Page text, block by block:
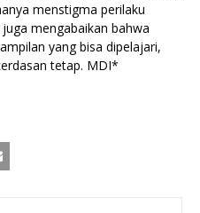
menstigma perilaku
mengabaikan bahwa
yang bisa dipelajari,
tetap. MDI*